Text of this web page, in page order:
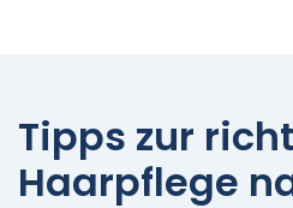
Tipps zur
Haarpflege